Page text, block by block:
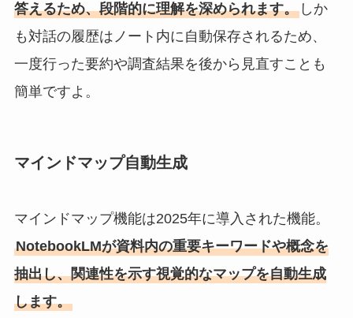
答えるため、段階的に理解を深められます。しか
も対話の履歴はノート内に自動保存されるため、
一度行った要約や調査結果を後から見直すことも
簡単ですよ。
マインドマップ自動生成
マインドマップ機能は2025年に導入された機能。
NotebookLMが資料内の重要キーワードや概念を
抽出し、関連性を示す視覚的なマップを自動生成
します。